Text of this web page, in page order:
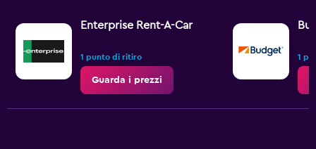
Enterprise Rent-A-Car
1 punto di ritiro
Guarda i prezzi
1